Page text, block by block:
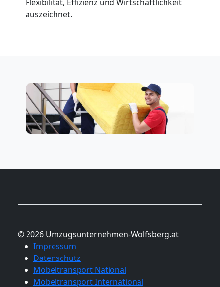
Flexibilität, Effizienz und Wirtschaftlichkeit
auszeichnet.
© 2026 Umzugsunternehmen-Wolfsberg.at
Impressum
Datenschutz
Möbeltransport National
Möbeltransport International